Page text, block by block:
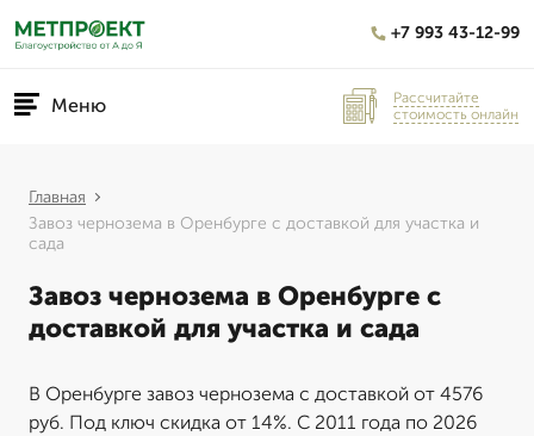
+7 993 43-12-99
Меню
Рассчитайте
стоимость онлайн
Главная
Завоз чернозема в Оренбурге с доставкой для участка и
сада
Завоз чернозема в Оренбурге с
доставкой для участка и сада
В Оренбурге завоз чернозема с доставкой от 4576
руб. Под ключ скидка от 14%. С 2011 года по 2026